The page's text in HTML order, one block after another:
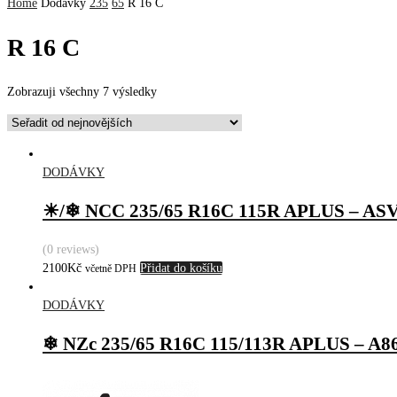
Home Dodávky 235 65 R 16 C
R 16 C
Zobrazuji všechny 7 výsledky
DODÁVKY
☀/❄ NCC 235/65 R16C 115R APLUS –
(0 reviews)
2100Kč včetně DPH Přidat do košíku
DODÁVKY
❄ NZc 235/65 R16C 115/113R APLUS –